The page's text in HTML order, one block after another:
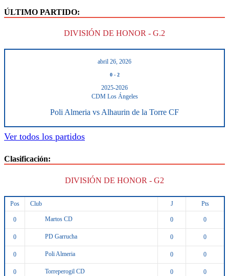
ÚLTIMO PARTIDO:
DIVISIÓN DE HONOR - G.2
abril 26, 2026
0- 2
2025-2026
CDM Los Ángeles
Poli Almeria vs Alhaurin de la Torre CF
Ver todos los partidos
Clasificación:
DIVISIÓN DE HONOR - G2
Pos Club J Pts
0 Martos CD 0 0
0 PD Garrucha 0 0
0 Poli Almeria 0 0
0 Torreperogil CD 0 0